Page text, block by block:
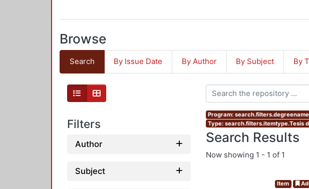
Browse
Search By Issue Date By Author By Subject By
Filters
Author
Subject
Program:
Type: search.filters.itemtype.Tesis
Search Results
Now showing 1 - 1 of 1
Item